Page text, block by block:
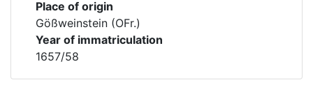
Place of origin
Gößweinstein (OFr.)
Year of immatriculation
1657/58